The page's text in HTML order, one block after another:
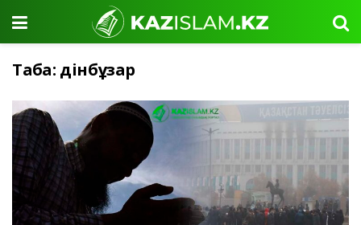
Таңба: дінбұзар